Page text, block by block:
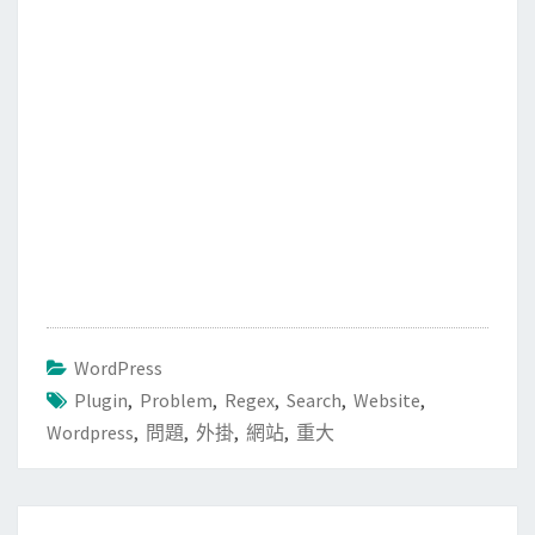
WordPress
Plugin, Problem, Regex, Search, Website,
Wordpress, 問題, 外掛, 網站, 重大